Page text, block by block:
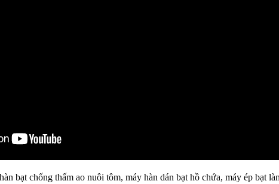
bạt chống thấm ao nuôi tôm, máy hàn dán bạt hồ chứa, máy ép bạt